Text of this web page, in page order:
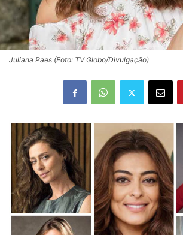
Juliana Paes (Foto: TV Globo/Divulgação)